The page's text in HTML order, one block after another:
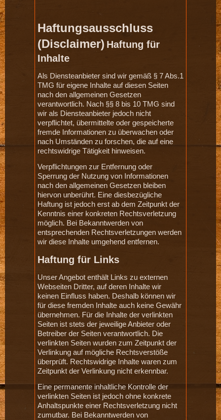
Haftungsausschluss
(Disclaimer) Haftung für
Inhalte
Als Diensteanbieter sind wir gemäß § 7 Abs.1
TMG für eigene Inhalte auf diesen Seiten
nach den allgemeinen Gesetzen
verantwortlich. Nach §§ 8 bis 10 TMG sind
wir als Diensteanbieter jedoch nicht
verpflichtet, übermittelte oder gespeicherte
fremde Informationen zu überwachen oder
nach Umständen zu forschen, die auf eine
rechtswidrige Tätigkeit hinweisen.
Verpflichtungen zur Entfernung oder
Sperrung der Nutzung von Informationen
nach den allgemeinen Gesetzen bleiben
hiervon unberührt. Eine diesbezügliche
Haftung ist jedoch erst ab dem Zeitpunkt der
Kenntnis einer konkreten Rechtsverletzung
möglich. Bei Bekanntwerden von
entsprechenden Rechtsverletzungen werden
wir diese Inhalte umgehend entfernen.
Haftung für Links
Unser Angebot enthält Links zu externen
Webseiten Dritter, auf deren Inhalte wir
keinen Einfluss haben. Deshalb können wir
für diese fremden Inhalte auch keine Gewähr
übernehmen. Für die Inhalte der verlinkten
Seiten ist stets der jeweilige Anbieter oder
Betreiber der Seiten verantwortlich. Die
verlinkten Seiten wurden zum Zeitpunkt der
Verlinkung auf mögliche Rechtsverstöße
überprüft. Rechtswidrige Inhalte waren zum
Zeitpunkt der Verlinkung nicht erkennbar.
Eine permanente inhaltliche Kontrolle der
verlinkten Seiten ist jedoch ohne konkrete
Anhaltspunkte einer Rechtsverletzung nicht
zumutbar. Bei Bekanntwerden von